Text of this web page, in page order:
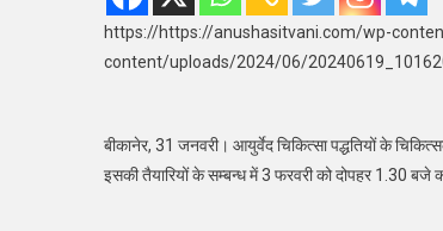
https://https://anushasitvani.com/wp-
content/uploads/2024/06/
बीकानेर, 31 जनवरी। आयुर्वेद चिकित्सा पद्धतियों के
इसकी तैयारियों के सम्बन्ध में 3 फरवरी को दोपहर 1.30